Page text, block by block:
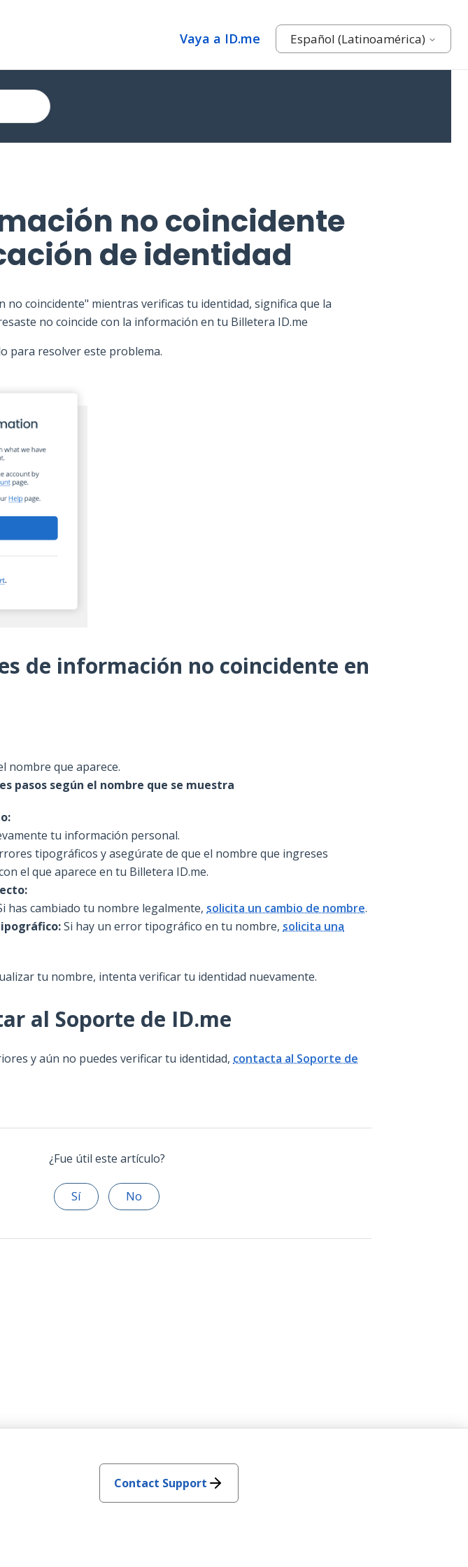
Vaya a ID.me Español (Latinoamérica)
no coincidente
de identidad
no coincidente" mientras verificas tu identidad, significa que la
no coincide con la información en tu Billetera ID.me
para resolver este problema.
de información no coincidente en
nombre que aparece.
pasos según el nombre que se muestra
tu información personal.
tipográficos y asegúrate de que el nombre que ingreses
el que aparece en tu Billetera ID.me.
has cambiado tu nombre legalmente, solicita un cambio de nombre.
Si hay un error tipográfico en tu nombre, solicita una
tu nombre, intenta verificar tu identidad nuevamente.
al Soporte de ID.me
y aún no puedes verificar tu identidad, contacta al Soporte de
¿Fue útil este artículo?
Sí No
Contact Support